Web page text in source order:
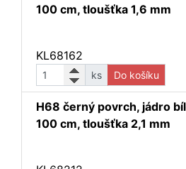
100 cm, tloušťka 1,6 mm
KL68162
ks Do košíku
H68 černý povrch, jádro
100 cm, tloušťka 2,1 mm